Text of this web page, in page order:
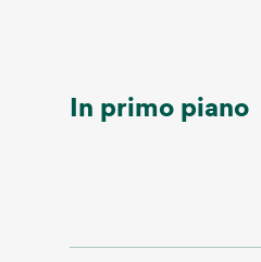
In primo piano